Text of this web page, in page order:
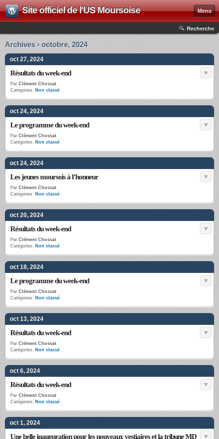
Site officiel de l'US Moursoise Menu
Recherche
Archives › octobre, 2024
oct 27, 2024
Résultats du week-end
Par Clément Chossat
Catégories: Non classé
oct 24, 2024
Le programme du week-end
Par Clément Chossat
Catégories: Non classé
oct 24, 2024
Les jeunes moursois à l’honneur
Par Clément Chossat
Catégories: Non classé
oct 20, 2024
Résultats du week-end
Par Clément Chossat
Catégories: Non classé
oct 18, 2024
Le programme du week-end
Par Clément Chossat
Catégories: Non classé
oct 13, 2024
Résultats du week-end
Par Clément Chossat
Catégories: Non classé
oct 6, 2024
Résultats du week-end
Par Clément Chossat
Catégories: Non classé
oct 1, 2024
Une belle inauguration pour les nouveaux vestiaires et la tribune MD